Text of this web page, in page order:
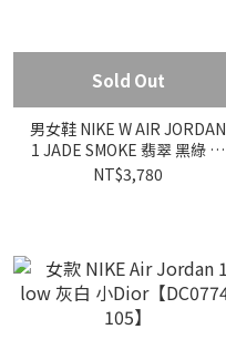
Sold Out
男女鞋 NIKE W AIR JORDAN
1 JADE SMOKE 翡翠 黑綠 小
倒勾 低筒 休閒鞋【DC0774-
NT$3,780